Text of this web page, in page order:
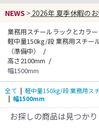
NEWS > 2026年 夏季休暇の
業務用スチールラックとカラ
軽中量150kg/段 業務用スチー
（準備中）
高さ2100mm
幅1500mm
全て | 軽中量150kg/段 業務用ス
| 幅1500mm
お探しの商品は見つか